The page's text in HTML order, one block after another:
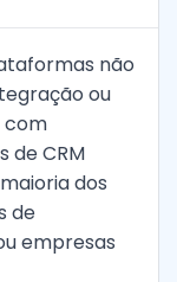
não
ou
com
de CRM
dos
de
empresas